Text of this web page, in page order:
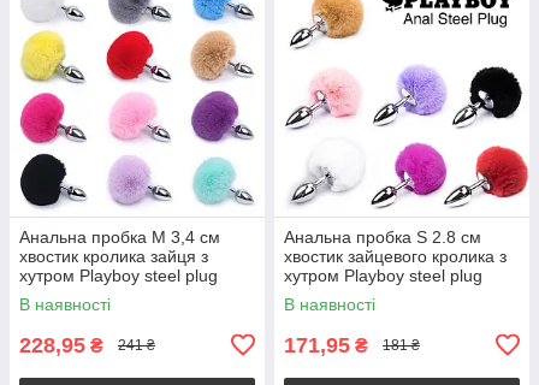
Анальна пробка М 3,4 см
хвостик кролика зайця з
хутром Playboy steel plug
сталева
В наявності
228,95 ₴ 241 ₴
Анальна пробка S 2.8 см
хвостик зайцевого кролика з
хутром Playboy steel plug
сталева
В наявності
171,95 ₴ 181 ₴